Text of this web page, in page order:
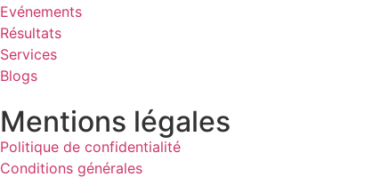
Evénements
Résultats
Services
Blogs
Mentions légales
Politique de confidentialité
Conditions générales